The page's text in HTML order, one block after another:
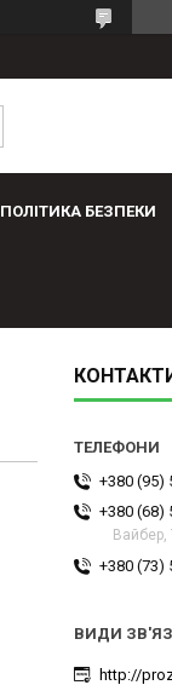
ПОЛІТИКА БЕЗПЕКИ
+380 (95)
+380 (68)
Вайбер,
+380 (73)
http://